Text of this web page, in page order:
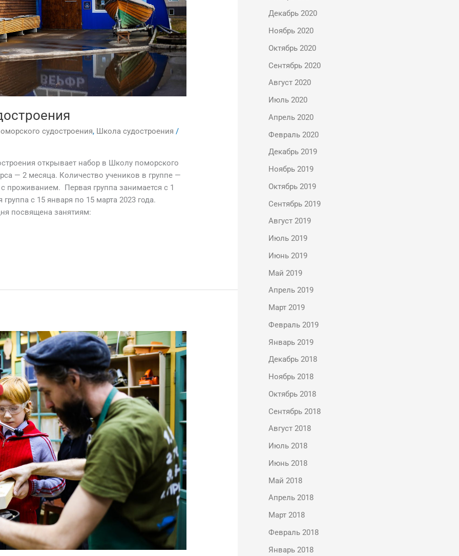
судостроения, Школа судостроения /
открывает набор в Школу поморского
— 2 месяца. Количество учеников в группе —
проживанием. Первая группа занимается с 1
с 15 января по 15 марта 2023 года.
посвящена занятиям:
Декабрь 2020
Ноябрь 2020
Октябрь 2020
Сентябрь 2020
Август 2020
Июль 2020
Апрель 2020
Февраль 2020
Декабрь 2019
Ноябрь 2019
Октябрь 2019
Сентябрь 2019
Август 2019
Июль 2019
Июнь 2019
Май 2019
Апрель 2019
Март 2019
Февраль 2019
Январь 2019
Декабрь 2018
Ноябрь 2018
Октябрь 2018
Сентябрь 2018
Август 2018
Июль 2018
Июнь 2018
Май 2018
Апрель 2018
Март 2018
Февраль 2018
Январь 2018